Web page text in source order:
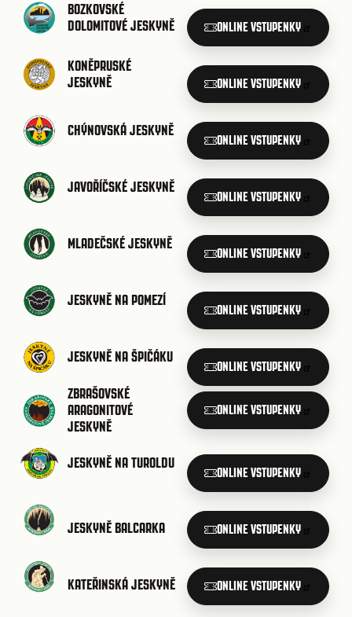
BOZKOVSKÉ
DOLOMITOVÉ JESKYNĚ
ONLINE VSTUPENKY
KONĚPRUSKÉ
JESKYNĚ
ONLINE VSTUPENKY
CHÝNOVSKÁ JESKYNĚ
ONLINE VSTUPENKY
JAVOŘÍČSKÉ JESKYNĚ
ONLINE VSTUPENKY
MLADEČSKÉ JESKYNĚ
ONLINE VSTUPENKY
JESKYNĚ NA POMEZÍ
ONLINE VSTUPENKY
JESKYNĚ NA ŠPIČÁKU
ONLINE VSTUPENKY
ZBRAŠOVSKÉ
ARAGONITOVÉ
JESKYNĚ
ONLINE VSTUPENKY
JESKYNĚ NA TUROLDU
ONLINE VSTUPENKY
JESKYNĚ BALCARKA ONLINE VSTUPENKY
KATEŘINSKÁ JESKYNĚ ONLINE VSTUPENKY